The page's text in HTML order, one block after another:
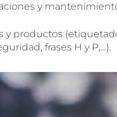
y
y productos
frases H y P,…).